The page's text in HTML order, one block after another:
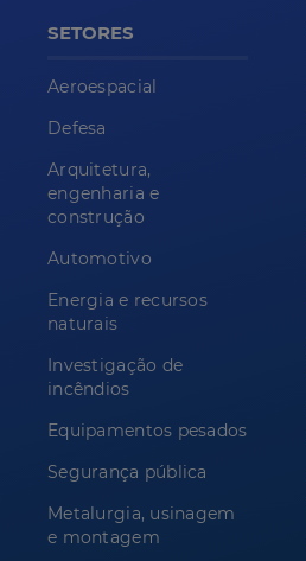
SETORES
Aeroespacial
Defesa
Arquitetura,
engenharia e
construção
Automotivo
Energia e recursos
naturais
Investigação de
incêndios
Equipamentos pesados
Segurança pública
Metalurgia, usinagem
e montagem